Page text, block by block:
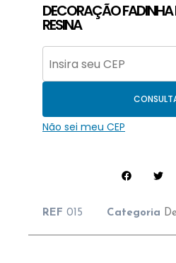
DECORAÇÃO
RESINA
Não sei meu CEP
REF 015 Categoria